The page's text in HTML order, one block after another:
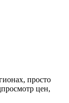
просто
цен,